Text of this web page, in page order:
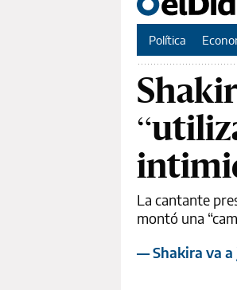
Política
La cantante
montó una
— Shakira va